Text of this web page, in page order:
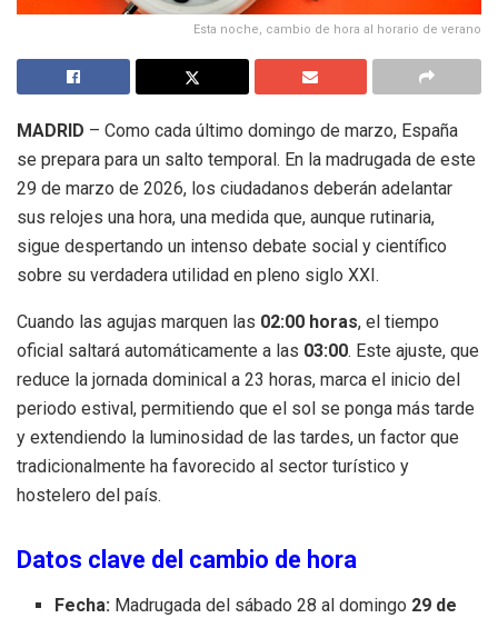
Esta noche, cambio de hora al horario de verano
MADRID – Como cada último domingo de marzo, España
se prepara para un salto temporal. En la madrugada de este
29 de marzo de 2026, los ciudadanos deberán adelantar
sus relojes una hora, una medida que, aunque rutinaria,
sigue despertando un intenso debate social y científico
sobre su verdadera utilidad en pleno siglo XXI.
Cuando las agujas marquen las 02:00 horas, el tiempo
oficial saltará automáticamente a las 03:00. Este ajuste, que
reduce la jornada dominical a 23 horas, marca el inicio del
periodo estival, permitiendo que el sol se ponga más tarde
y extendiendo la luminosidad de las tardes, un factor que
tradicionalmente ha favorecido al sector turístico y
hostelero del país.
Datos clave del cambio de hora
Fecha: Madrugada del sábado 28 al domingo 29 de